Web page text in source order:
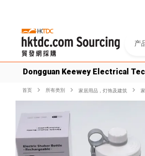
产
Dongguan Keewey Electrical
首页 所有类別 家居用品，灯饰及建筑